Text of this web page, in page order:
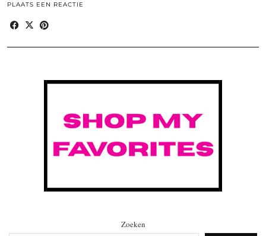
PLAATS EEN REACTIE
Zoeken